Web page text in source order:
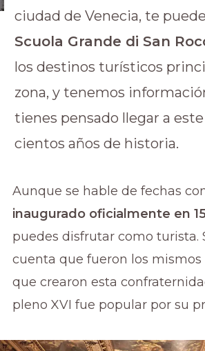
ciudad de Venecia, te
Scuola Grande di San
los destinos turísticos
zona, y tenemos
tienes pensado llegar a
cientos años de historia.
Aunque se hable de fechas
inaugurado oficialmente en
puedes disfrutar como turista.
cuenta que fueron los mismos
que crearon esta
pleno XVI fue popular por su